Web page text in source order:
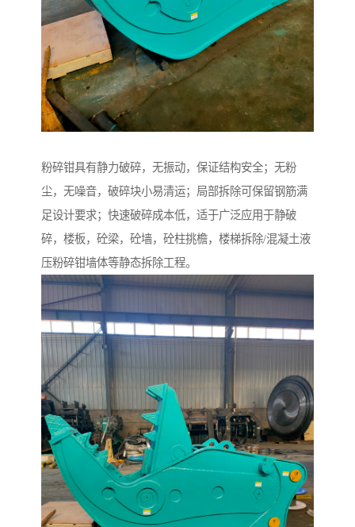
粉碎钳具有静力破碎，无振动，保证结构安全；无粉
尘，无噪音，破碎块小易清运；局部拆除可保留钢筋满
足设计要求；快速破碎成本低，适于广泛应用于静破
碎，楼板，砼梁，砼墙，砼柱挑檐，楼梯拆除/混凝土液
压粉碎钳墙体等静态拆除工程。